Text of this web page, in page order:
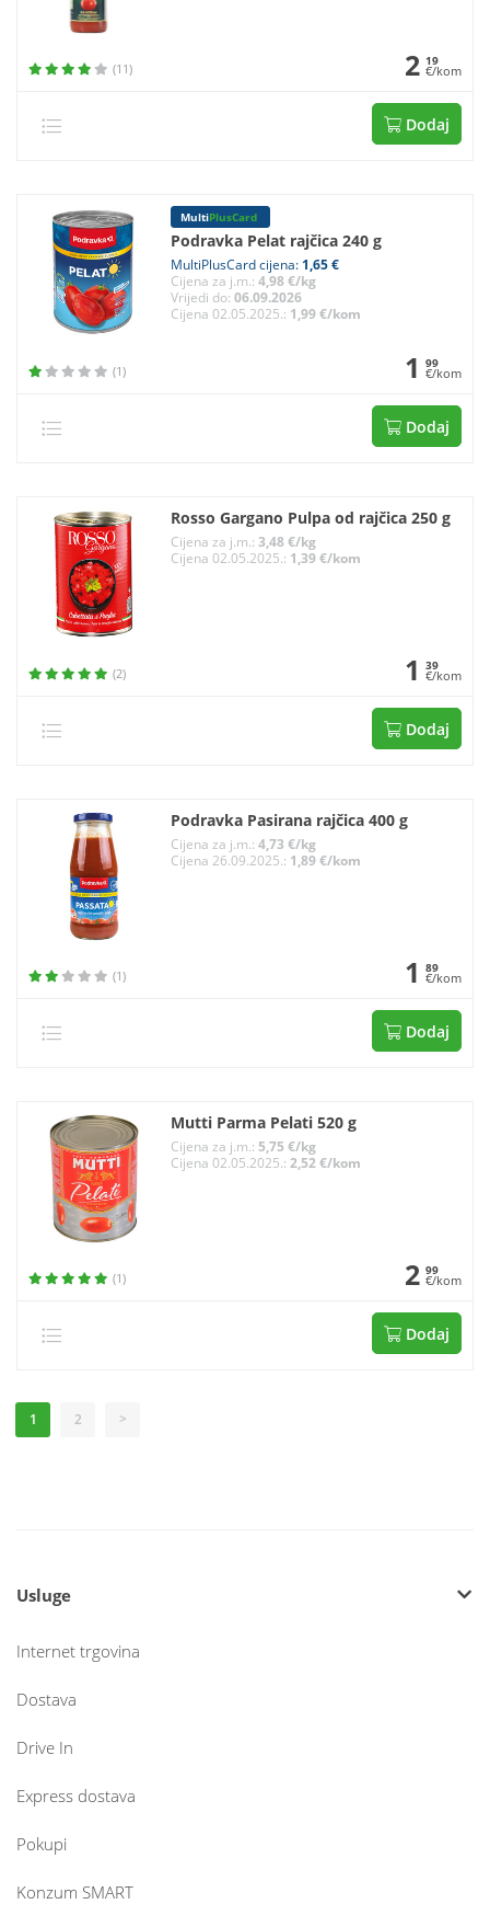
(11) 2 19
€/kom
Dodaj
MultiPlusCard
Podravka Pelat rajčica 240 g
MultiPlusCard cijena: 1,65 €
Cijena za j.m.: 4,98 €/kg
Vrijedi do: 06.09.2026
Cijena 02.05.2025.: 1,99 €/kom
(1) 1 99
€/kom
Dodaj
Rosso Gargano Pulpa od rajčica 250 g
Cijena za j.m.: 3,48 €/kg
Cijena 02.05.2025.: 1,39 €/kom
(2) 1 39
€/kom
Dodaj
Podravka Pasirana rajčica 400 g
Cijena za j.m.: 4,73 €/kg
Cijena 26.09.2025.: 1,89 €/kom
(1) 1 89
€/kom
Dodaj
Mutti Parma Pelati 520 g
Cijena za j.m.: 5,75 €/kg
Cijena 02.05.2025.: 2,52 €/kom
(1) 2 99
€/kom
Dodaj
1 2 >
Usluge
Internet trgovina
Dostava
Drive In
Express dostava
Pokupi
Konzum SMART